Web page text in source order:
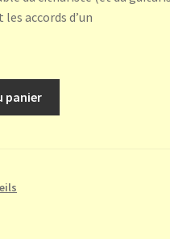
accords d’un
panier